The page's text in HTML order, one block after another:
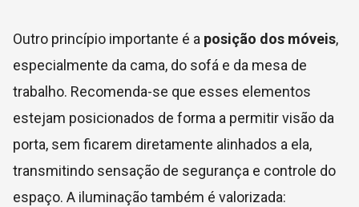
Outro princípio importante é a posição dos móveis,
especialmente da cama, do sofá e da mesa de
trabalho. Recomenda-se que esses elementos
estejam posicionados de forma a permitir visão da
porta, sem ficarem diretamente alinhados a ela,
transmitindo sensação de segurança e controle do
espaço. A iluminação também é valorizada: